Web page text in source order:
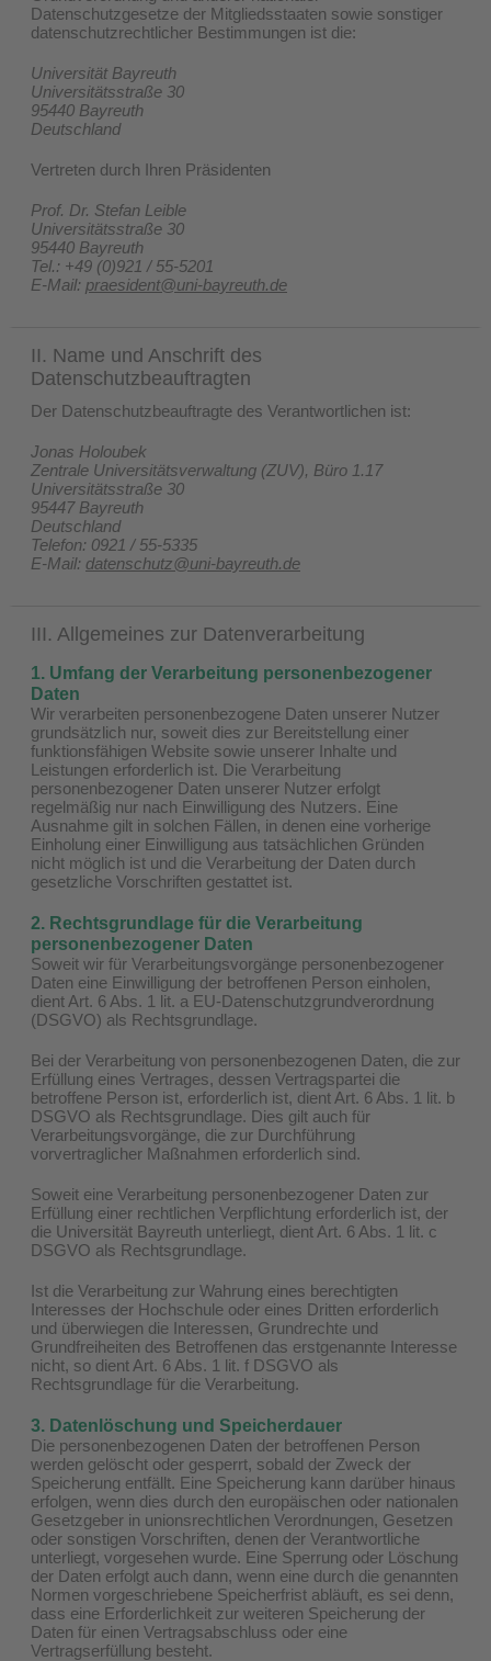
Datenschutzgesetze der Mitgliedsstaaten sowie sonstiger
datenschutzrechtlicher Bestimmungen ist die:
Universität Bayreuth
Universitätsstraße 30
95440 Bayreuth
Deutschland
Vertreten durch Ihren Präsidenten
Prof. Dr. Stefan Leible
Universitätsstraße 30
95440 Bayreuth
Tel.: +49 (0)921 / 55-5201
E-Mail: praesident@uni-bayreuth.de
II. Name und Anschrift des
Datenschutzbeauftragten
Der Datenschutzbeauftragte des Verantwortlichen ist:
Jonas Holoubek
Zentrale Universitätsverwaltung (ZUV), Büro 1.17
Universitätsstraße 30
95447 Bayreuth
Deutschland
Telefon: 0921 / 55-5335
E-Mail: datenschutz@uni-bayreuth.de
III. Allgemeines zur Datenverarbeitung
1. Umfang der Verarbeitung personenbezogener
Daten
Wir verarbeiten personenbezogene Daten unserer Nutzer
grundsätzlich nur, soweit dies zur Bereitstellung einer
funktionsfähigen Website sowie unserer Inhalte und
Leistungen erforderlich ist. Die Verarbeitung
personenbezogener Daten unserer Nutzer erfolgt
regelmäßig nur nach Einwilligung des Nutzers. Eine
Ausnahme gilt in solchen Fällen, in denen eine vorherige
Einholung einer Einwilligung aus tatsächlichen Gründen
nicht möglich ist und die Verarbeitung der Daten durch
gesetzliche Vorschriften gestattet ist.
2. Rechtsgrundlage für die Verarbeitung
personenbezogener Daten
Soweit wir für Verarbeitungsvorgänge personenbezogener
Daten eine Einwilligung der betroffenen Person einholen,
dient Art. 6 Abs. 1 lit. a EU-Datenschutzgrundverordnung
(DSGVO) als Rechtsgrundlage.
Bei der Verarbeitung von personenbezogenen Daten, die zur
Erfüllung eines Vertrages, dessen Vertragspartei die
betroffene Person ist, erforderlich ist, dient Art. 6 Abs. 1 lit. b
DSGVO als Rechtsgrundlage. Dies gilt auch für
Verarbeitungsvorgänge, die zur Durchführung
vorvertraglicher Maßnahmen erforderlich sind.
Soweit eine Verarbeitung personenbezogener Daten zur
Erfüllung einer rechtlichen Verpflichtung erforderlich ist, der
die Universität Bayreuth unterliegt, dient Art. 6 Abs. 1 lit. c
DSGVO als Rechtsgrundlage.
Ist die Verarbeitung zur Wahrung eines berechtigten
Interesses der Hochschule oder eines Dritten erforderlich
und überwiegen die Interessen, Grundrechte und
Grundfreiheiten des Betroffenen das erstgenannte Interesse
nicht, so dient Art. 6 Abs. 1 lit. f DSGVO als
Rechtsgrundlage für die Verarbeitung.
3. Datenlöschung und Speicherdauer
Die personenbezogenen Daten der betroffenen Person
werden gelöscht oder gesperrt, sobald der Zweck der
Speicherung entfällt. Eine Speicherung kann darüber hinaus
erfolgen, wenn dies durch den europäischen oder nationalen
Gesetzgeber in unionsrechtlichen Verordnungen, Gesetzen
oder sonstigen Vorschriften, denen der Verantwortliche
unterliegt, vorgesehen wurde. Eine Sperrung oder Löschung
der Daten erfolgt auch dann, wenn eine durch die genannten
Normen vorgeschriebene Speicherfrist abläuft, es sei denn,
dass eine Erforderlichkeit zur weiteren Speicherung der
Daten für einen Vertragsabschluss oder eine
Vertragserfüllung besteht.